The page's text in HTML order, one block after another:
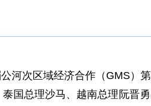
次区域经济合作（GMS）第
国总理沙马、越南总理阮晋